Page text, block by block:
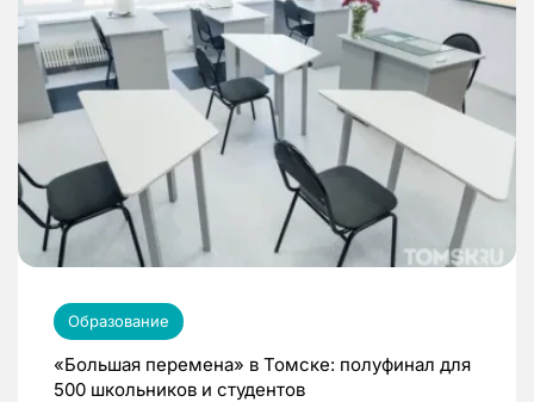
Образование
«Большая перемена» в Томске: полуфинал для
500 школьников и студентов